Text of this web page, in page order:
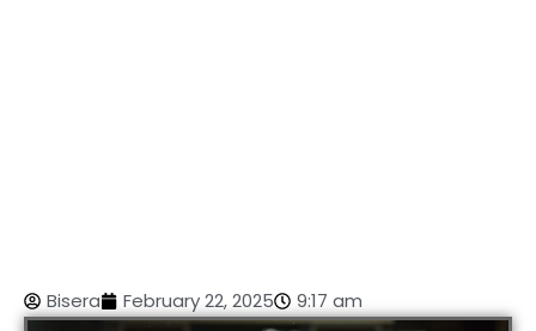
Bisera February 22, 2025 9:17 am